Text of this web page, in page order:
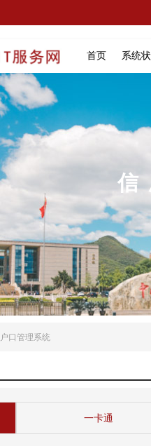
首页 系统
户口管理系统
一卡通